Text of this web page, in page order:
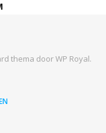
thema doorWP Royal.